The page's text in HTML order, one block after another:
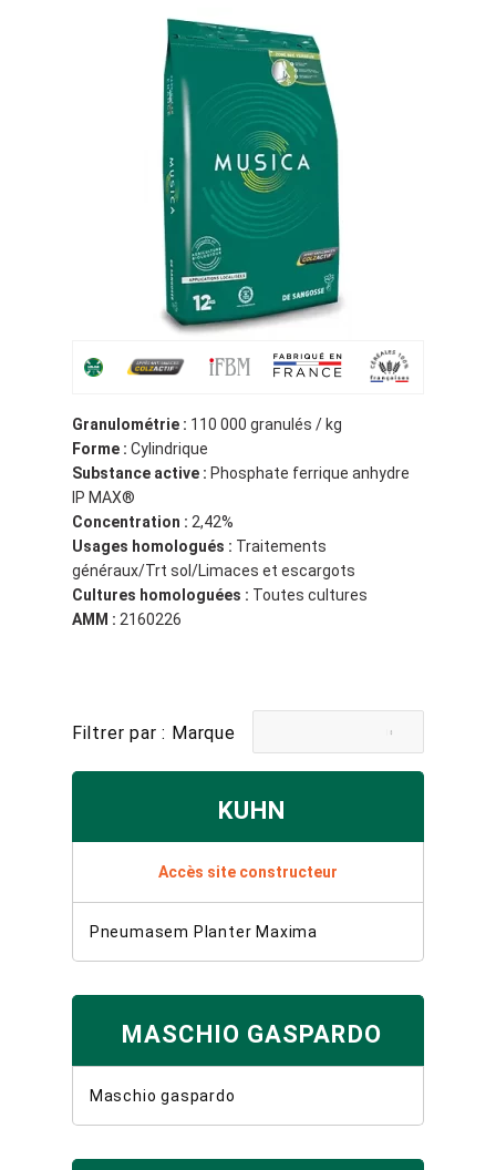
Granulométrie : 110 000 granulés / kg
Forme : Cylindrique
Substance active : Phosphate ferrique anhydre
IP MAX®
Concentration : 2,42%
Usages homologués : Traitements
généraux/Trt sol/Limaces et escargots
Cultures homologuées : Toutes cultures
AMM : 2160226
Filtrer par : Marque
KUHN
Accès site constructeur
Pneumasem Planter Maxima
MASCHIO GASPARDO
Maschio gaspardo